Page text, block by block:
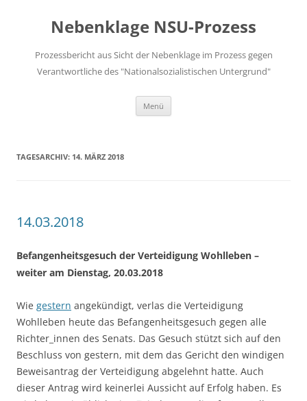
springenNebenklage NSU-Prozess
Prozessbericht aus Sicht der Nebenklage im Prozess gegen
Verantwortliche des "Nationalsozialistischen Untergrund"
Menü
TAGESARCHIV: 14. MÄRZ 2018
14.03.2018
Befangenheitsgesuch der Verteidigung Wohlleben –
weiter am Dienstag, 20.03.2018
Wie gestern angekündigt, verlas die Verteidigung
Wohlleben heute das Befangenheitsgesuch gegen alle
Richter_innen des Senats. Das Gesuch stützt sich auf den
Beschluss von gestern, mit dem das Gericht den windigen
Beweisantrag der Verteidigung abgelehnt hatte. Auch
dieser Antrag wird keinerlei Aussicht auf Erfolg haben. Es